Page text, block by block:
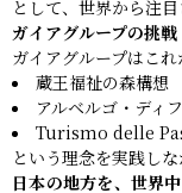
として、世界から注目
ガイアグループの挑戦
ガイアグループはこれ
蔵王福祉の森構想
アルベルゴ・ディ
Turismo delle
という理念を実践しな
日本の地方を、世界